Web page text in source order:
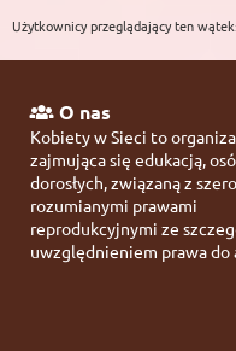
Użytkownicy przeglądający ten
O nas
Kobiety w Sieci to
zajmująca się edukacją,
dorosłych, związaną z
rozumianymi prawami
reprodukcyjnymi ze
uwzględnieniem prawa do